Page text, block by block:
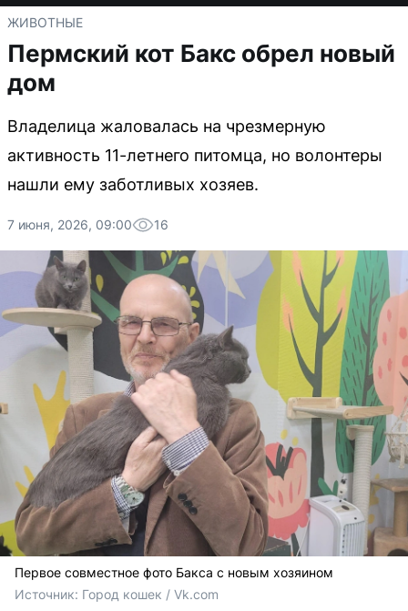
ЖИВОТНЫЕ
Пермский кот Бакс обрел новый
дом
Владелица жаловалась на чрезмерную
активность 11-летнего питомца, но волонтеры
нашли ему заботливых хозяев.
7 июня, 2026, 09:00 16
Первое совместное фото Бакса с новым хозяином
Источник: Город кошек / Vk.com